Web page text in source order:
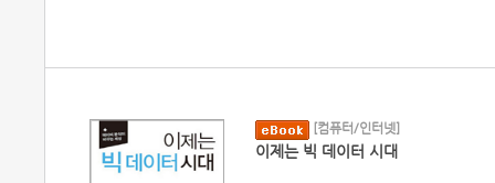
[컴퓨터/인터넷]
이제는 빅 데이터 시대